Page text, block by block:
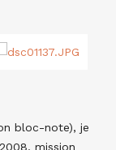
bloc-note), je
mission